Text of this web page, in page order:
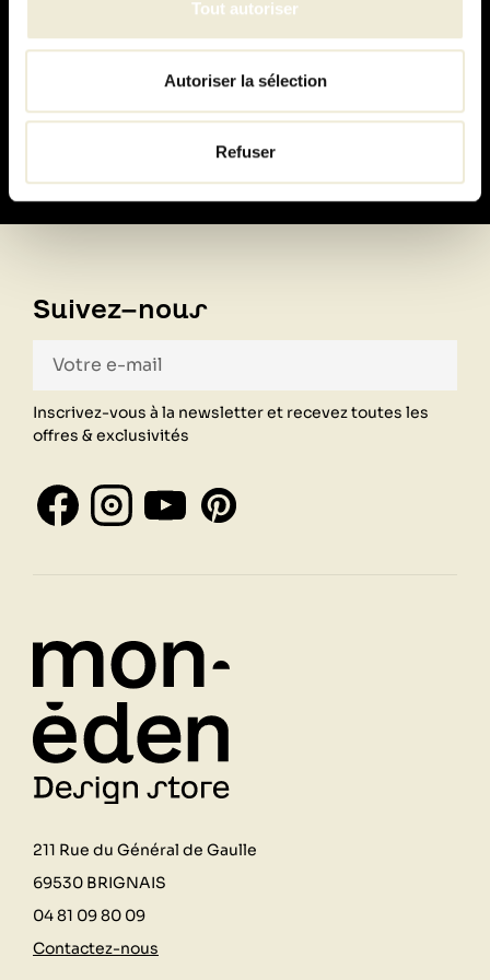
Tout autoriser
Autoriser la sélection
Refuser
Paiement
Suivez-nous
Inscrivez-vous à la newsletter et recevez toutes les
offres & exclusivités
211 Rue du Général de Gaulle
69530 BRIGNAIS
04 81 09 80 09
Contactez-nous